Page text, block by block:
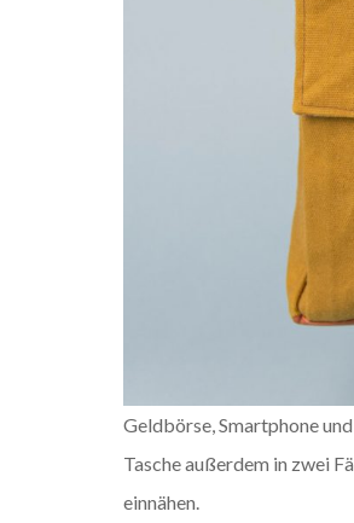
Geldbörse, Smartphone
Tasche außerdem in zwei
einnähen.